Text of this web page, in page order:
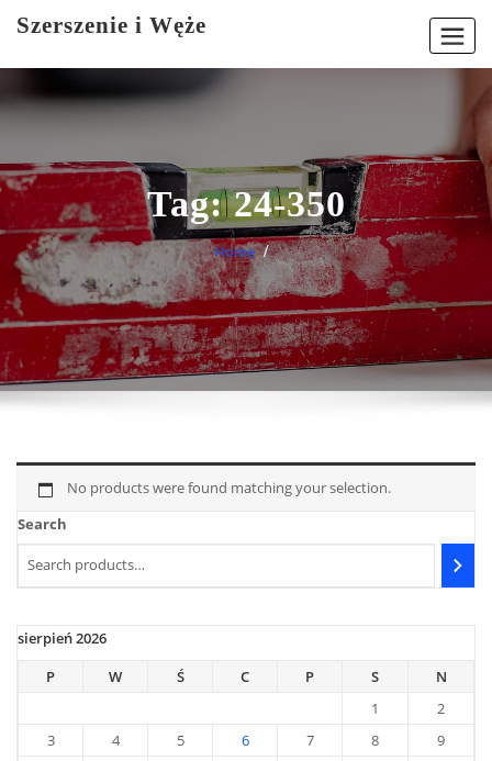
Szerszenie i Węże
Tag:24-350
Home
No products were found matching your selection.
Search
sierpień 2026
P
W Ś C P S
N
1
2
3
4 5 6 7 8
9